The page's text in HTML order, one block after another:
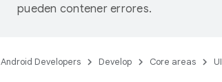
pueden contener errores.
Android Developers Develop Core areas UI